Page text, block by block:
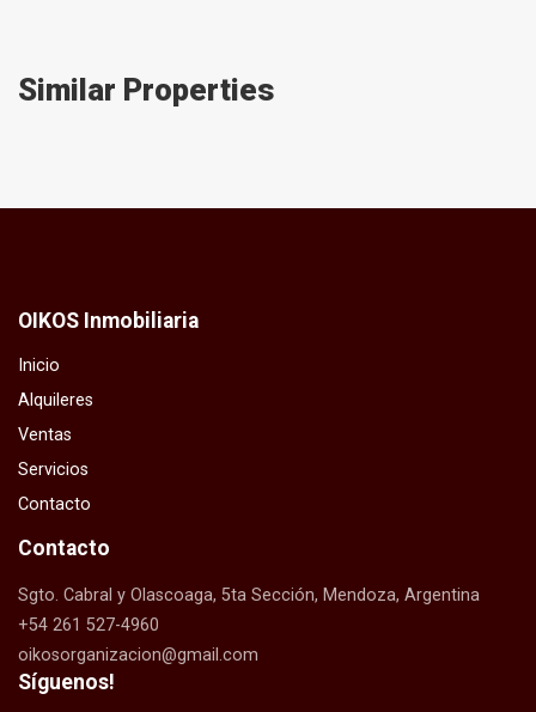
Similar Properties
OIKOS Inmobiliaria
Inicio
Alquileres
Ventas
Servicios
Contacto
Contacto
Sgto. Cabral y Olascoaga, 5ta Sección, Mendoza, Argentina
+54 261 527-4960
oikosorganizacion@gmail.com
Síguenos!